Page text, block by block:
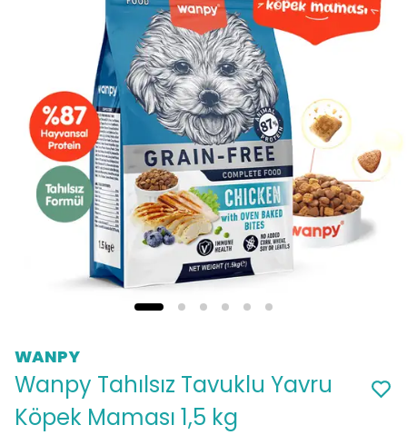
WANPY
Wanpy Tahılsız Tavuklu Yavru
Köpek Maması 1,5 kg